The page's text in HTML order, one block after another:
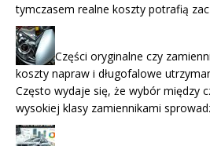
tymczasem realne koszty potrafią
Części oryginalne czy
koszty napraw i długofalowe
Często wydaje się, że wybór między
wysokiej klasy zamiennikami